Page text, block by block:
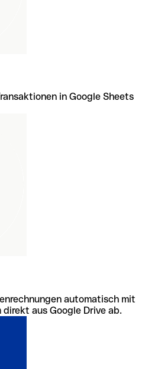
in Google Sheets
automatisch mit
aus Google Drive ab.